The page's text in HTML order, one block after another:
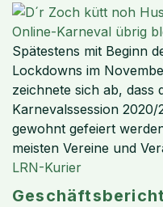
Spätestens mit Beginn
Lockdowns im
zeichnete sich ab, dass
Karnevalssession 2020/
gewohnt gefeiert
meisten Vereine und
LRN-Kurier